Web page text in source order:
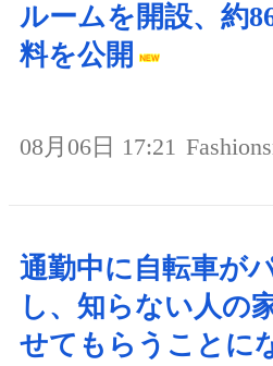
ルームを開設、約
料を公開
08月06日 17:21
通勤中に自転車が
し、知らない人の
せてもらうことに